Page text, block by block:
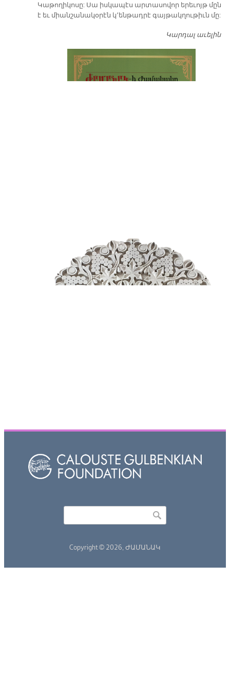
Կաթողիկոսը: Սա իսկապէս արտասովոր երեւոյթ մըն
է եւ միանշանակօրէն կ՚ենթադրէ գայթակղութիւն մը:
Կարդալ աւելին
Copyright © 2026, ԺԱՄԱՆԱԿ